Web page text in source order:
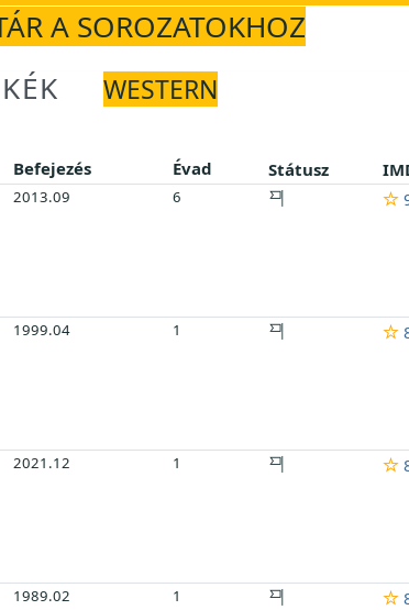
A SOROZATOKHOZ
WESTERN
Befejezés Évad Státusz
2013.09 6
1999.04 1
2021.12 1
1989.02 1